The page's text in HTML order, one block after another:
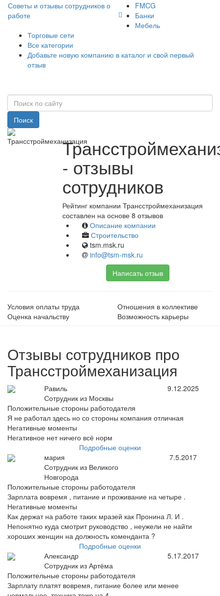
Советы и отзывы сотрудников о
работе
FMCG
Банки
Мебель
Торговые сети
Все категории
Добавьте новую компанию в каталог и свой первый
отзыв
Поиск
- отзывы
сотрудников
Рейтинг компании Трансстроймеханизация
составлен на основе 8 отзывов
Описание компании
Строительство
tsm.msk.ru
info@tsm-msk.ru
Написать отзыв
Условия оплаты труда
Отношения в коллективе
Оценка начальству
Возможность карьеры
Отзывы сотрудников про
Трансстроймеханизация
Равиль
Сотрудник из Москвы
9.12.2025
Положительные стороны работодателя
Я не работал здесь но со стороны компания отличная
Негативные моменты
Негативное нет ничего всё норм
Подробные оценки
мария
Сотрудник из Великого
Новгорода
7.5.2017
Положительные стороны работодателя
Зарплата вовремя , питание и проживание на четыре .
Негативные моменты
Как держат на работе таких мразей как Пронина Л. И .
Непонятно куда смотрит руководство , неужели не найти
хороших женщин на должность коменданта ?
Подробные оценки
Александр
Сотрудник из Артёма
5.17.2017
Положительные стороны работодателя
Зарплату платят вовремя, питание более или менее